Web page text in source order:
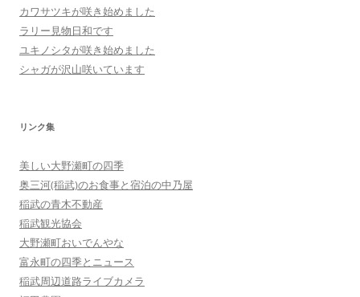
カワサツキが咲き始めました
ラリー見物日和です
ユキノシタが咲き始めました
シャガが沢山咲いています
リンク集
美しい大野瀬町の四季
奥三河(稲武)のお食事と宿泊の中乃屋
稲武の青木不動産
稲武観光協会
大野瀬町おいでんやな
富永町の四季とニュース
稲武周辺道路ライブカメラ